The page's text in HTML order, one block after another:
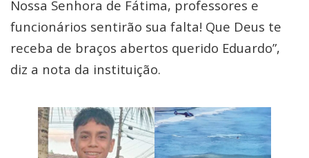
Nossa Senhora de Fátima, professores e
funcionários sentirão sua falta! Que Deus te
receba de braços abertos querido Eduardo”,
diz a nota da instituição.